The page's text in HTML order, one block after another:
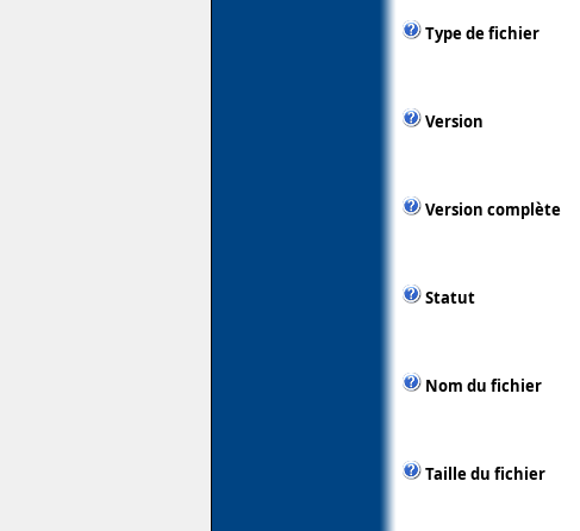
Type de fichier
Version
Version complète
Statut
Nom du fichier
Taille du fichier